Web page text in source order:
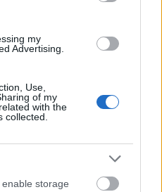
my
Advertising.
Use,
of my
with the
collected.
storage